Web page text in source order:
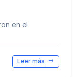
en el
Leer más